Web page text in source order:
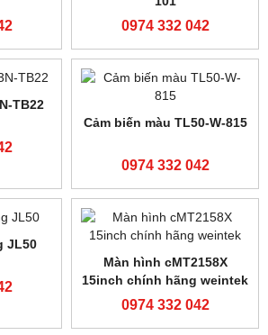
FBS-
Bộ lập trình FX3U-
16MR/ES-A
0974 332 042
Bộ lập trình Shihlin AX1N-